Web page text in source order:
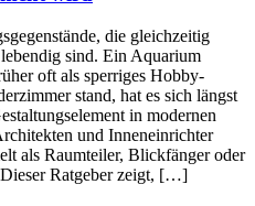
die gleichzeitig
sind. Ein Aquarium
oft als sperriges Hobby-
stand, hat es sich längst
in modernen
und Inneneinrichter
als Raumteiler, Blickfänger oder
Ratgeber zeigt, […]